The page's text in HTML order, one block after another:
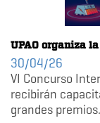
UPAO organiza
30/04/26
VI Concurso
recibirán
grandes premios.